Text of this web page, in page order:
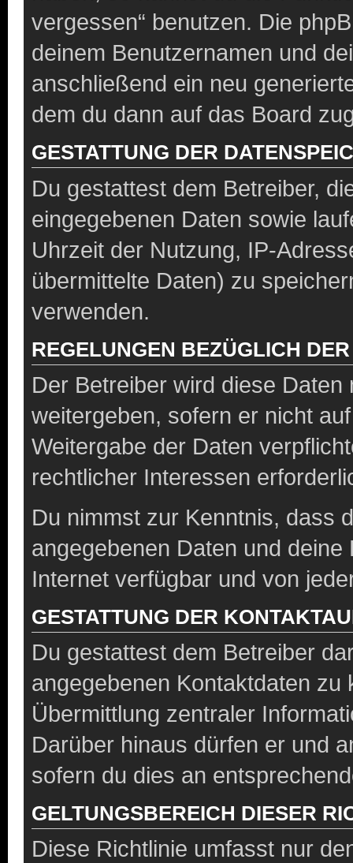
vergessen“ benutzen. Die
deinem Benutzernamen und
anschließend ein neu
dem du dann auf das Board
GESTATTUNG DER
Du gestattest dem Betreiber,
eingegebenen Daten sowie
Uhrzeit der Nutzung, IP-
übermittelte Daten) zu
verwenden.
REGELUNGEN BEZÜGLICH
Der Betreiber wird diese
weitergeben, sofern er nicht
Weitergabe der Daten
rechtlicher Interessen
Du nimmst zur Kenntnis, dass
angegebenen Daten und
Internet verfügbar und von
GESTATTUNG DER
Du gestattest dem Betreiber
angegebenen Kontaktdaten
Übermittlung zentraler
Darüber hinaus dürfen er und
sofern du dies an
GELTUNGSBEREICH DIESER
Diese Richtlinie umfasst nur